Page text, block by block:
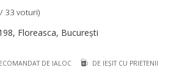
33 voturi)
Floreasca, București
DE IALOC DE IEȘIT CU PRIETENII